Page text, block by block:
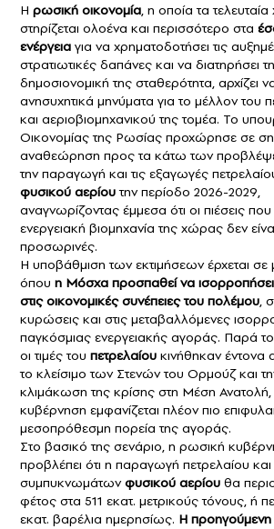
Η ρωσική οικονομία, η οποία τα τελευταία
στηρίζεται ολοένα και περισσότερο στα
ενέργεια για να χρηματοδοτήσει τις
στρατιωτικές δαπάνες και να διατηρήσει τη
δημοσιονομική της σταθερότητα, αρχίζει
ανησυχητικά μηνύματα για το μέλλον του
και αεριοβιομηχανικού της τομέα. Το
Οικονομίας της Ρωσίας προχώρησε σε
αναθεώρηση προς τα κάτω των
την παραγωγή και τις εξαγωγές
φυσικού αερίουτην περίοδο 2026-2029,
αναγνωρίζοντας έμμεσα ότι οι πιέσεις που
ενεργειακή βιομηχανία της χώρας δεν
προσωρινές.
Η υποβάθμιση των εκτιμήσεων έρχεται σε
όπου η Μόσχα προσπαθεί να
στις οικονομικές συνέπειες του πολέμου,
κυρώσεις και στις μεταβαλλόμενες
παγκόσμιας ενεργειακής αγοράς. Παρά το
οι τιμές του πετρελαίου κινήθηκαν έντονα
το κλείσιμο των Στενών του Ορμούζ και
κλιμάκωση της κρίσης στη Μέση
κυβέρνηση εμφανίζεται πλέον πιο
μεσοπρόθεσμη πορεία της αγοράς.
Στο βασικό της σενάριο, η ρωσική
προβλέπει ότι η παραγωγή πετρελαίου και
συμπυκνωμάτωνφυσικού αερίου θα
φέτος στα 511 εκατ. μετρικούς τόνους, ή
εκατ. βαρέλια ημερησίως. Η